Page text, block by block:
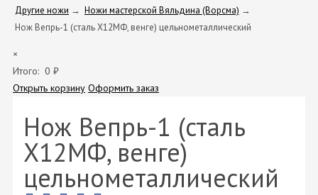
Другие ножи → Ножи мастерской Вяльдина (Ворсма) →
Нож Вепрь-1 (сталь Х12МФ, венге) цельнометаллический
×
Итого: 0 ₽
Открыть корзину Оформить заказ
Нож Вепрь-1 (сталь
Х12МФ, венге)
цельнометаллический